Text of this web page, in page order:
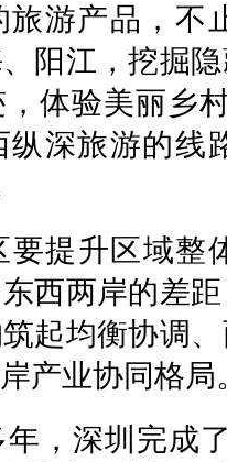
旅游产品，不
阳江，挖掘
体验美丽乡
纵深旅游的线
要提升区域整
西两岸的差
起均衡协调
产业协同格局
年，深圳完